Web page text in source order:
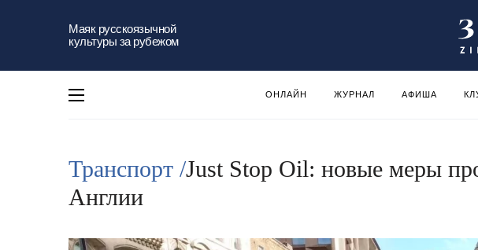
Маяк русскоязычной
культуры за рубежом
ОНЛАЙН ЖУРНАЛ АФИША
Транспорт /Just Stop Oil: новые меры
Англии